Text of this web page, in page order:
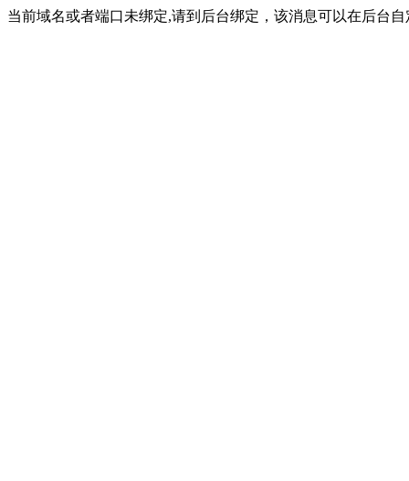
当前域名或者端口未绑定,请到后台绑定，该消息可以在后台自